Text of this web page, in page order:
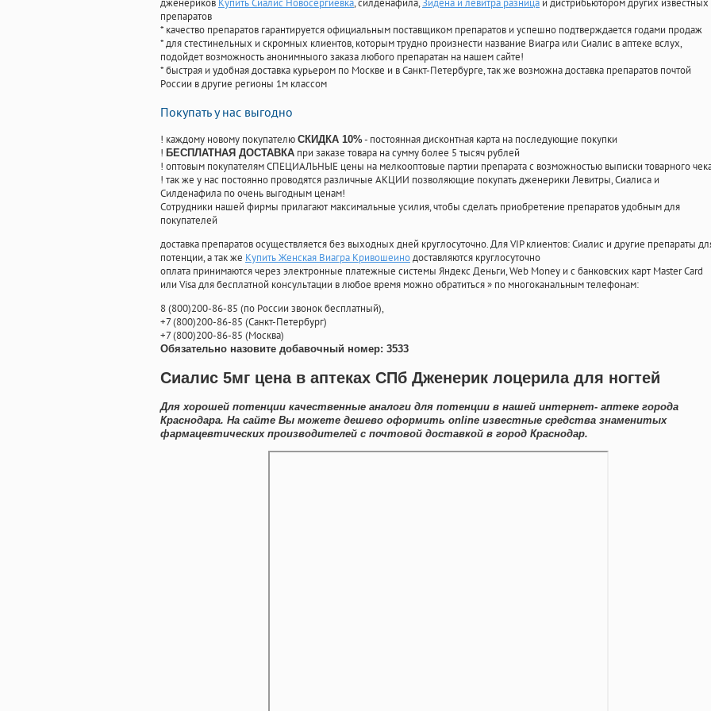
дженериков Купить Сиалис Новосергиевка, силденафила,Зидена и левитра разница и дистрибьютором других известных
препаратов
* качество препаратов гарантируется официальным поставщиком препаратов и успешно подтверждается годами продаж
* для стестинельных и скромных клиентов, которым трудно произнести название Виагра или Сиалис в аптеке вслух,
подойдет возможность анонимныого заказа любого препаратан на нашем сайте!
* быстрая и удобная доставка курьером по Москве и в Санкт-Петербурге, так же возможна доставка препаратов почтой
России в другие регионы 1м классом
Покупать у нас выгодно
! каждому новому покупателю СКИДКА 10%- постоянная дисконтная карта на последующие покупки
! БЕСПЛАТНАЯ ДОСТАВКА при заказе товара на сумму более 5 тысяч рублей
! оптовым покупателям СПЕЦИАЛЬНЫЕ цены на мелкооптовые партии препарата с возможностью выписки товарного
! так же у нас постоянно проводятся различные АКЦИИ позволяющие покупать дженерики Левитры, Сиалиса и
Силденафила по очень выгодным ценам!
Cотрудники нашей фирмы прилагают максимальные усилия, чтобы сделать приобретение препаратов удобным для
покупателей
доставка препаратов осуществляется без выходных дней круглосуточно. Для VIP клиентов: Сиалис и другие препараты
потенции, а так же Купить Женская Виагра Кривошеинодоставляются круглосуточно
оплата принимаются через электронные платежные системы Яндекс Деньги, Web Money и с банковских карт Master Card
или Visa для бесплатной консультации в любое время можно обратиться» по многоканальным телефонам:
8(800)200-86-85 (по России звонок бесплатный),
+7(800)200-86-85 (Санкт-Петербург)
+7(800)200-86-85 (Москва)
Обязательно назовите добавочный номер: 3533
Сиалис 5мг цена в аптеках СПб Дженерик лоцерила для ногтей
Для хорошей потенции качественные аналоги для потенции в нашей интернет- аптеке города
Краснодара. На сайте Вы можете дешево оформить online известные средства знаменитых
фармацевтических производителей с почтовой доставкой в город Краснодар.